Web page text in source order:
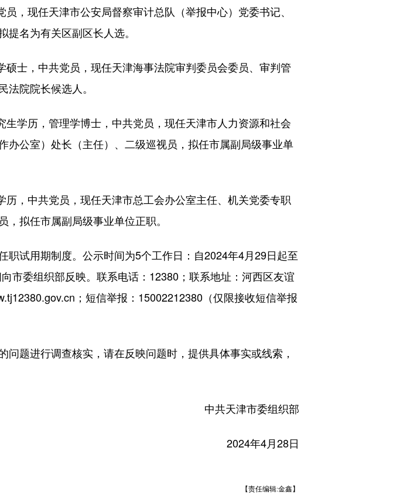
现任天津市公安局督察审计总队（举报中心）党委书记、
名为有关区副区长人选。
士，中共党员，现任天津海事法院审判委员会委员、审判管
院院长候选人。
学历，管理学博士，中共党员，现任天津市人力资源和社会
公室）处长（主任）、二级巡视员，拟任市属副局级事业单
，中共党员，现任天津市总工会办公室主任、机关党委专职
拟任市属副局级事业单位正职。
试用期制度。公示时间为5个工作日：自2024年4月29日起至
市委组织部反映。联系电话：12380；联系地址：河西区友谊
；短信举报：15002212380（仅限接收短信举报
题进行调查核实，请在反映问题时，提供具体事实或线索，
中共天津市委组织部
2024年4月28日
【责任编辑:金鑫】